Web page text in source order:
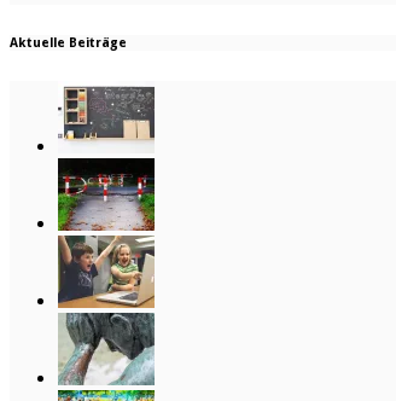
Aktuelle Beiträge